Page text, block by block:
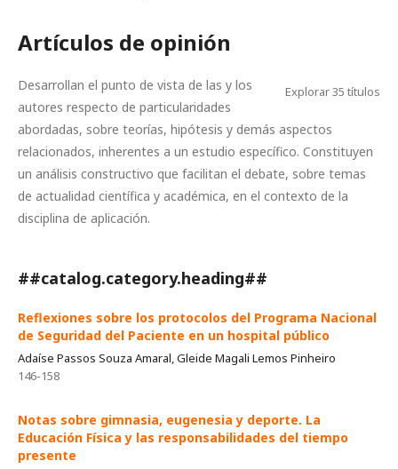
Artículos de opinión
Explorar 35 títulos
Desarrollan el punto de vista de las y los
autores respecto de particularidades
abordadas, sobre teorías, hipótesis y demás aspectos
relacionados, inherentes a un estudio específico. Constituyen
un análisis constructivo que facilitan el debate, sobre temas
de actualidad científica y académica, en el contexto de la
disciplina de aplicación.
##catalog.category.heading##
Reflexiones sobre los protocolos del Programa Nacional
de Seguridad del Paciente en un hospital público
Adaíse Passos Souza Amaral, Gleide Magali Lemos Pinheiro
146-158
Notas sobre gimnasia, eugenesia y deporte. La
Educación Física y las responsabilidades del tiempo
presente